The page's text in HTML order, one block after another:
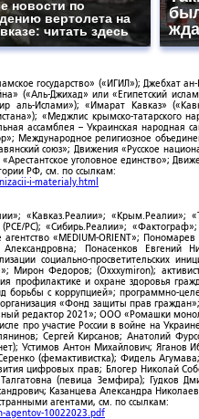
новости по
вертолета на
читать здесь
государство» («ИГИЛ»); Джебхат
(«Аль-Джихад» или «Египетский
аль-Ислами»); «Имарат Кавказ»
«Меджлис крымско-татарского
ассамблея – Украинская
Международное религиозное
союз»; Движения «Русское
уголовное единство»;
РФ, см. по ссылкам:
i-materialy.html
«Кавказ.Реалии»; «Крым.Реалии»;
PC); «Сибирь.Реалии»;
«MEDIUM-ORIENT»;
Понасенков
социально-просветительских
Мирон Федоров; (Oxxxymiron);
профилактике и охране здоровья
борьбы с коррупцией»; программно-
«Фонд защиты прав
редактор 2021»; ООО «Ромашки
про участие России в войне на
Сергей Кирсанов; Анатолий
Устимов Антон Михайлович;
(фемактивистка); Фидель
цифровых прав; Блогер Николай
(певица Земфира); Гудков
Казанцева Александра
агентами, см. по ссылкам:
agentov-10022023.pdf